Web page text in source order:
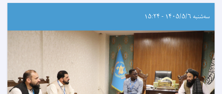
سه‌شنبه ۱۴۰۵/۵/۶ - ۱۵:۲۴